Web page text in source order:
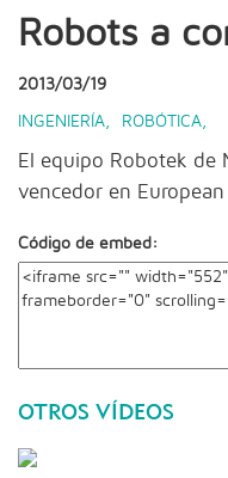
Robots a
2013/03/19
INGENIERÍA ROBÓTICA
El equipo Robotek de
vencedor en
Código de embed:
OTROS VÍDEOS